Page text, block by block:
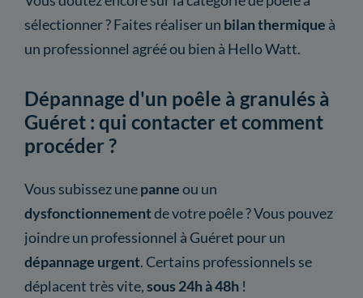
sélectionner ? Faites réaliser un bilan thermique à
un professionnel agréé ou bien à Hello Watt.
Dépannage d'un poêle à granulés à
Guéret : qui contacter et comment
procéder ?
Vous subissez unepanneou un
dysfonctionnementde votre poêle ? Vous pouvez
joindre un professionnel à Guéret pour un
dépannage urgent. Certains professionnels se
déplacent très vite,sous 24h à 48h !